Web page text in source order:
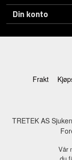
Din konto
Frakt
TRETEK AS
Vår